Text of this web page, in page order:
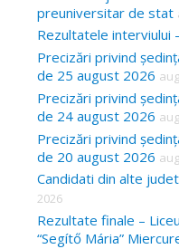
preuniversitar de stat
Rezultatele interviului
Precizări privind
de 25 august 2026
Precizări privind
de 24 august 2026
Precizări privind
de 20 august 2026
Candidati din alte
2026
Rezultate finale –
“Segítő Mária”